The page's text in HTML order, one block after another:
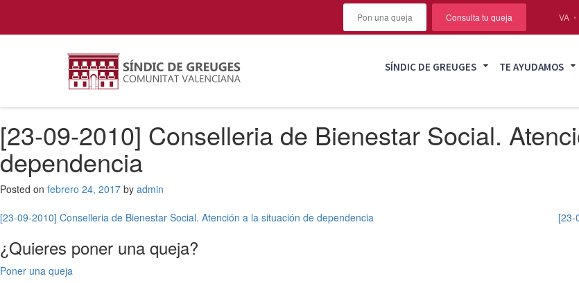
VA
Pon una queja Consulta tu queja
SÍNDIC DE GREUGES TE AYUDAMOS
[23-09-2010] Conselleria de Bienestar Social.
dependencia
Posted on febrero 24, 2017 by admin
Navegación
de
entradas
[23-09-2010] Conselleria de Bienestar Social. Atención a la situación de dependencia [23-
¿Quieres poner una queja?
Poner una queja